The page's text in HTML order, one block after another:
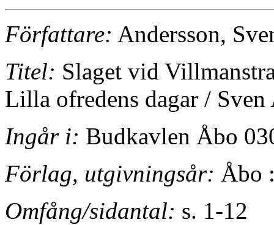
Författare: Andersson,
Titel: Slaget vid
Lilla ofredens dagar / Sven
Ingår i: Budkavlen Åbo
Förlag, utgivningsår: Åbo
Omfång/sidantal: s. 1-12